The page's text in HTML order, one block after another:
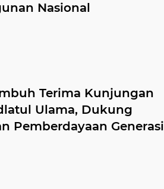
Nasional
Terima Kunjungan
Ulama, Dukung
Pemberdayaan Generasi